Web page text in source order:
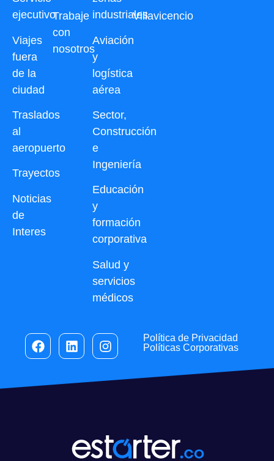
ejecutivo
Viajes
fuera
de la
ciudad
Traslados
al
aeropuerto
Trayectos
Noticias
de
Interes
industriales
Aviación
y
logística
aérea
Sector,
Construcción
e
Ingeniería
Educación
y
formación
corporativa
Salud y
servicios
médicos
Villavicencio
Trabaje
con
nosotros
Política de Privacidad
Políticas Corporativas